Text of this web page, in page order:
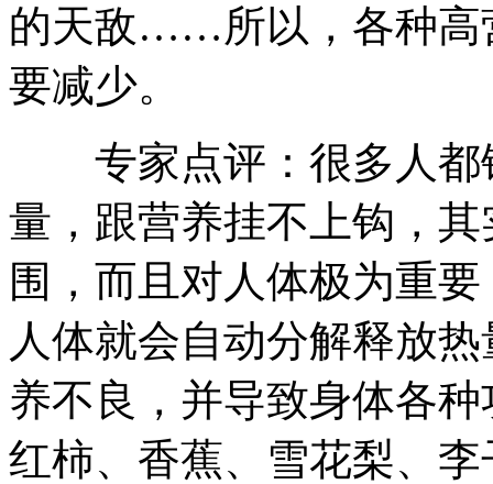
的天敌……所以，各种高
要减少。
专家点评：很多人都
量，跟营养挂不上钩，
围，而且对人体极为重
人体就会自动分解释放
养不良，并导致身体各
红柿、香蕉、雪花梨、